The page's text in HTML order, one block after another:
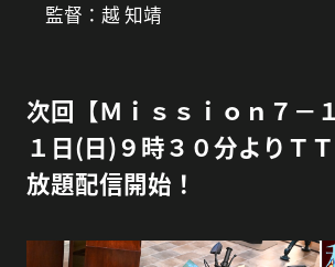
監督：越 知靖
次回【Ｍｉｓｓｉｏｎ７－
１日(日)９時３０分よりＴ
放題配信開始！